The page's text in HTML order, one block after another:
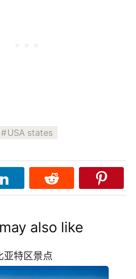
USA states
also like
亚特区景点